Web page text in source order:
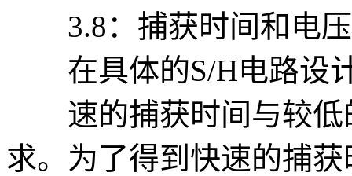
3.8：捕获时间和电压
在具体的S/H电路设
速的捕获时间与较低
求。为了得到快速的捕